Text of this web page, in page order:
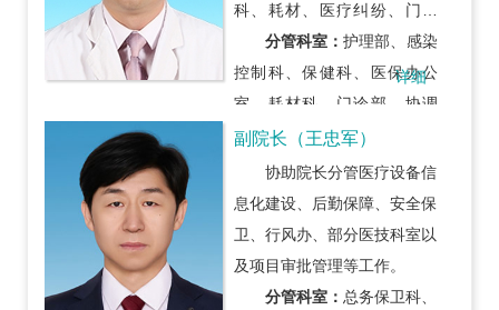
科、耗材、医疗纠纷、门急
诊、重症、体检、肿瘤筛查、
外科系统、介入和部分医技科
室工作。
分管科室： 护理部、感染
控制科、保健科、医保办公
室、耗材科、门诊部、协调
办、外科系统、重症医学科、
急诊科、介入科、病理科、肿
瘤筛查科、体检中心、口腔门
诊、口腔颌面外科、供应室、
消化内科一、二、三疗区、腔
镜室。
详细
副院长（王忠军）
协助院长分管医疗设备信
息化建设、后勤保障、安全保
卫、行风办、部分医技科室以
及项目审批管理等工作。
分管科室： 总务保卫科、